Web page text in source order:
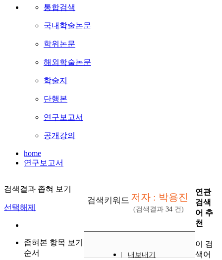
통합검색
국내학술논문
학위논문
해외학술논문
학술지
단행본
연구보고서
공개강의
home
연구보고서
검색결과 좁혀 보기
선택해제
좁혀본 항목 보기
순서
검색키워드 저자 : 박용진
(검색결과 34 건)
내보내기
연관
검색
어 추
천
이 검
색어